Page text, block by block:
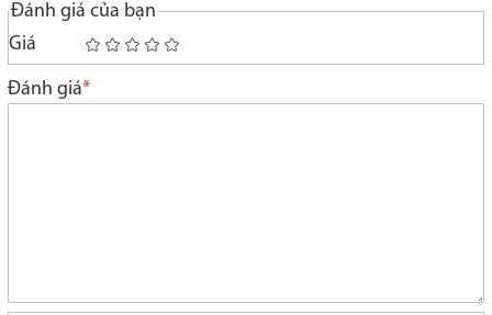
Đánh giá của bạn
Giá
1
star
2
stars
3
stars
4
stars
5
stars
Đánh giá